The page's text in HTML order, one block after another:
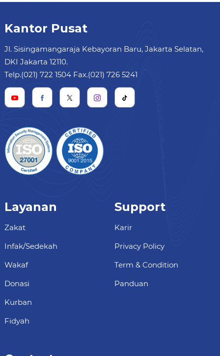
Kantor Pusat
Jl. Sisingamangaraja Kebayoran Baru, Jakarta Selatan,
DKI Jakarta 12110.
Telp.(021) 722 1504 Fax.(021) 726 5241
Layanan
Zakat
Infak/Sedekah
Wakaf
Donasi
Kurban
Fidyah
Support
Karir
Privacy Policy
Term & Condition
Panduan